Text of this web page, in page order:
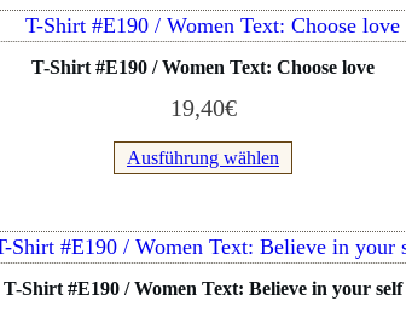
Optionen
können
auf
der
gewählt
T-Shirt #E190 / Women Text: Choose love
19,40€
Ausführung wählen
Dieses
mehrere
Varianten
auf.
Optionen
können
auf
T-Shirt #E190 / Women Text: Believe in your self
Dieses